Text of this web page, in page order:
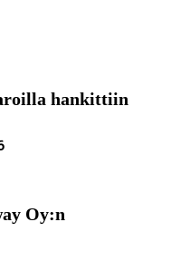
hankittiin
Oy:n